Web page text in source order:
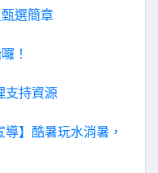
選簡章
！
支持資源
導】酷暑玩水消暑，